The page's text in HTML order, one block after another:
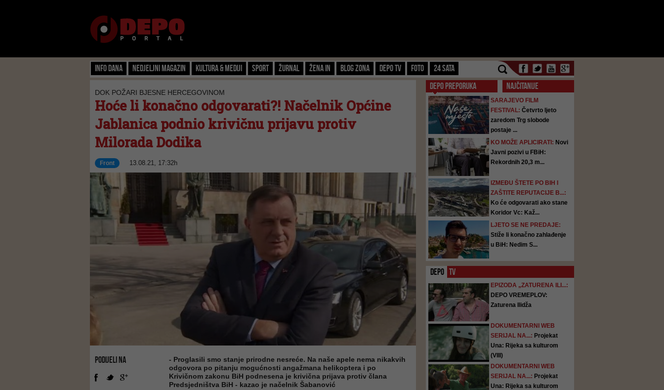
Info dana Nedjeljni magazin Kultura & Mediji Sport Žurnal Žena IN Blog zona Depo TV FOTO 24 SATA
DOK POŽARI BJESNE HERCEGOVINOM
Hoće li konačno odgovarati?! Načelnik Općine
Jablanica podnio krivičnu prijavu protiv
Milorada Dodika
Front 13.08.21, 17:32h
PODIJELI NA
- Proglasili smo stanje prirodne nesreće. Na naše apele nema nikakvih
odgovora po pitanju mogućnosti angažmana helikoptera i po
Krivičnom zakonu BiH podnesena je krivična prijava protiv člana
Predsjedništva BiH - kazao je načelnik Šabanović
DEPO PREPORUKA NAJČITANIJE
SARAJEVO FILM
FESTIVAL: Četvrto ljeto
zaredom Trg slobode
postaje ...
KO MOŽE APLICIRATI: Novi
Javni pozivi u FBiH:
Rekordnih 20,3 m...
IZMEĐU ŠTETE PO BIH I
ZAŠTITE REPUTACIJE B...:
Ko će odgovarati ako stane
Koridor Vc: Kaž...
LJETO SE NE PREDAJE:
Stiže li konačno zahlađenje
u BiH: Nedim S...
DEPO TV
EPIZODA „ZATURENA ILI...:
DEPO VREMEPLOV:
Zaturena Ilidža
DOKUMENTARNI WEB
SERIJAL NA...: Projekat
Una: Rijeka sa kulturom
(VIII)
DOKUMENTARNI WEB
SERIJAL NA...: Projekat
Una: Rijeka sa kulturom